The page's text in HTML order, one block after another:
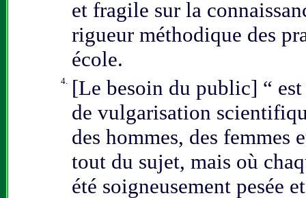
et fragile sur la
rigueur méthodique des
école.
4. [Le besoin du public] “
de vulgarisation
des hommes, des femmes
tout du sujet, mais où
été soigneusement pesée